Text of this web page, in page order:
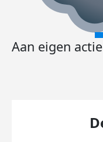
Aan eigen